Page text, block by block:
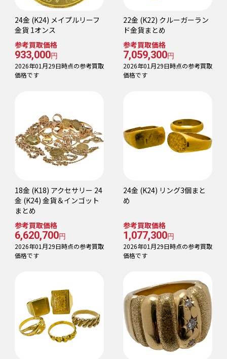
24金 (K24) メイプルリーフ
金貨 1オンス
参考買取価格
933,000円
2026年01月29日時点の参考買取
価格です
22金 (K22) クルーガーラン
ド金貨まとめ
参考買取価格
7,059,300円
2026年01月29日時点の参考買取
価格です
18金 (K18) アクセサリー 24
金 (K24) 金貨＆インゴット
まとめ
参考買取価格
6,620,700円
2026年01月29日時点の参考買取
価格です
24金 (K24) リング3個まと
め
参考買取価格
1,077,300円
2026年01月29日時点の参考買取
価格です